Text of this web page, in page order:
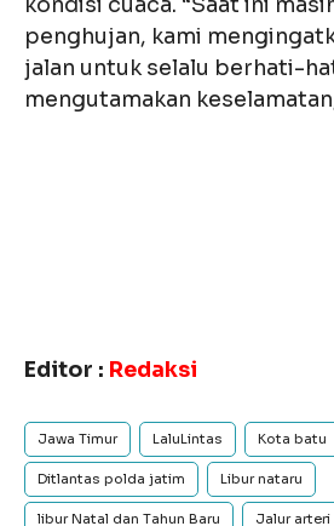
penghujan, kami
jalan untuk selalu berhati-
mengutamakan
Editor : Redaksi
Jawa Timur LaluLintas Kota batu
Ditlantas polda jatim Libur nataru
libur Natal dan Tahun Baru Jalur arteri